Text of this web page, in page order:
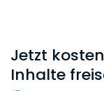
gewandelt.
mehr als
Jetzt
Inhalte